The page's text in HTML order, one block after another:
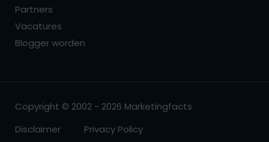
Partners
Vacatures
Blogger worden
Copyright © 2002 - 2026 Marketingfacts
Disclaimer
Privacy Policy